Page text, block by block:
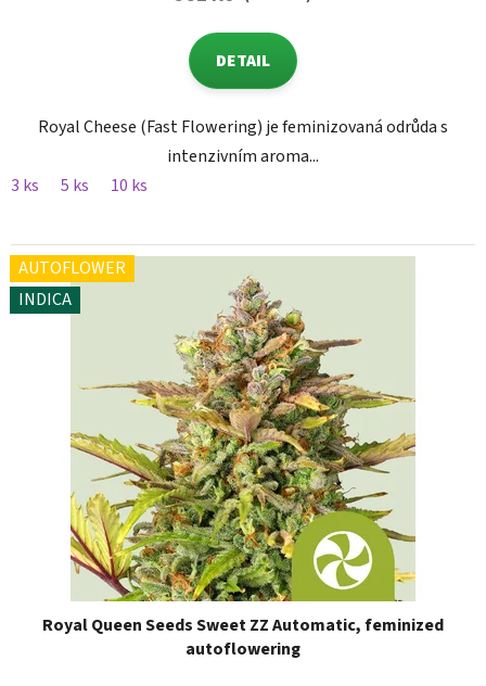
DETAIL
Royal Cheese (Fast Flowering) je feminizovaná odrůda s
intenzivním aroma...
3 ks
5 ks 10 ks
AUTOFLOWER
INDICA
Royal Queen Seeds Sweet ZZ Automatic, feminized
autoflowering